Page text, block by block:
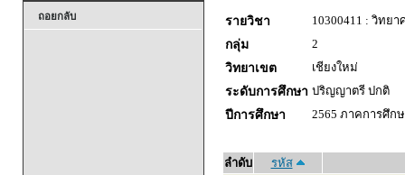
ถอยกลับ รายวิชา
10300411 : วิทย
กลุ่ม
2
วิทยาเขต
เชียงใหม่
ระดับการศึกษา ปริญญาตรี ปกติ
ปีการศึกษา
2565 ภาคการศึก
ลำดับ
รหัส